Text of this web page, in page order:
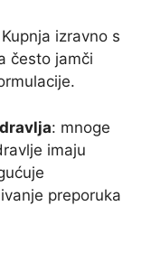
izravno s
često jamči
: mnoge
imaju
preporuka